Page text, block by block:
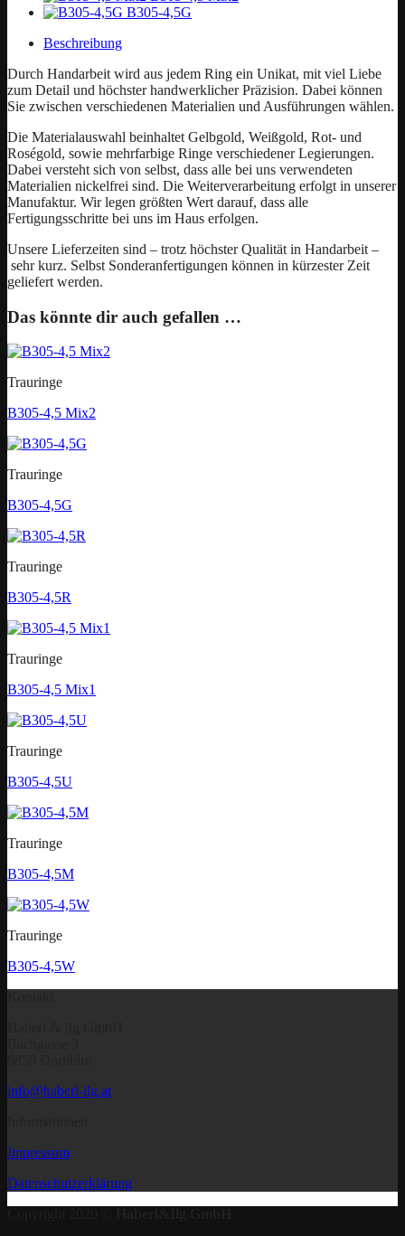
B305-4,5G
Beschreibung
Durch Handarbeit wird aus jedem Ring ein Unikat, mit viel Liebe
zum Detail und höchster handwerklicher Präzision. Dabei können
Sie zwischen verschiedenen Materialien und Ausführungen wählen.
Die Materialauswahl beinhaltet Gelbgold, Weißgold, Rot- und
Roségold, sowie mehrfarbige Ringe verschiedener Legierungen.
Dabei versteht sich von selbst, dass alle bei uns verwendeten
Materialien nickelfrei sind. Die Weiterverarbeitung erfolgt in unserer
Manufaktur. Wir legen größten Wert darauf, dass alle
Fertigungsschritte bei uns im Haus erfolgen.
Unsere Lieferzeiten sind – trotz höchster Qualität in Handarbeit –
sehr kurz. Selbst Sonderanfertigungen können in kürzester Zeit
geliefert werden.
Das könnte dir auch gefallen …
Trauringe
B305-4,5 Mix2
Trauringe
B305-4,5G
Trauringe
B305-4,5R
Trauringe
B305-4,5 Mix1
Trauringe
B305-4,5U
Trauringe
B305-4,5M
Trauringe
B305-4,5W
info@haberl-ilg.at
Impressum
Datenschutzerklärung